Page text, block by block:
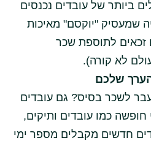
ביותר של עובדים נכנסים
שמעסיק "יוקסם" מאיכות
זכאים לתוספת שכר
לא קורה).
שלכם
לשכר בסיס? גם עובדים
חופשה כמו עובדים ותיקים,
חדשים מקבלים מספר ימי